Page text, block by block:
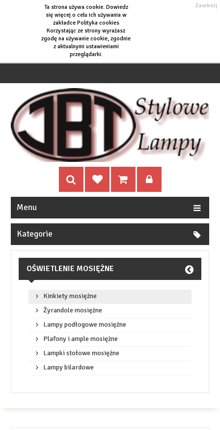
Ta strona używa cookie. Dowiedz
się więcej o celu ich używania w
zakładce Polityka cookies
Korzystając ze strony wyrażasz
zgodę na używanie cookie, zgodnie
z aktualnymi ustawieniami
przeglądarki.
Zamknij
Menu
Kategorie
OŚWIETLENIE MOSIĘŻNE
Kinkiety mosiężne
Żyrandole mosiężne
Lampy podłogowe mosiężne
Plafony i ample mosiężne
Lampki stołowe mosiężne
Lampy bilardowe